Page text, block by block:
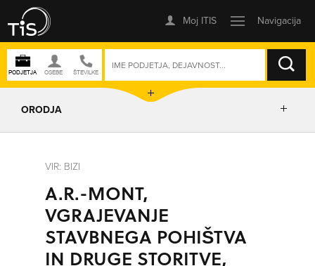
ISKANJE
ORODJA
IZRIŠI POT
POŠLJI SMS
VIR: BIZI
A.R.-MONT,
VGRAJEVANJE
STAVBNEGA POHIŠTVA
IN DRUGE STORITVE,